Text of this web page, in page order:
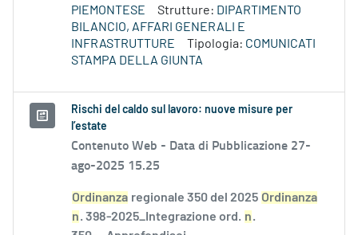
PIEMONTESE
Strutture: DIPARTIMENTO
BILANCIO, AFFARI GENERALI E
INFRASTRUTTURE
Tipologia: COMUNICATI
STAMPA DELLA GIUNTA
Rischi del caldo sul lavoro: nuove misure per
l’estate
Contenuto Web - Data di Pubblicazione 27-
ago-2025 15.25
Ordinanza regionale 350 del 2025 Ordinanza
n. 398-2025_Integrazione ord. n.